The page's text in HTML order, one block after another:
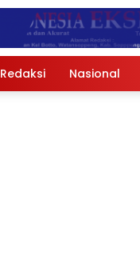
Redaksi Nasional